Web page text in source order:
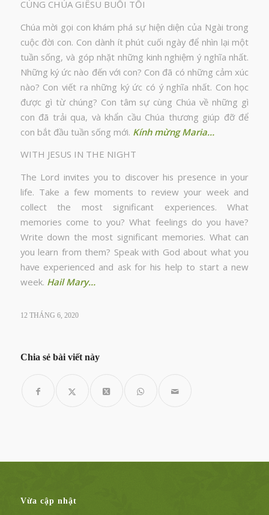
CÙNG CHÚA GIÊSU BUỔI TỐI
Chúa mời gọi con khám phá sự hiện diện của Ngài trong
cuộc đời con. Con dành ít phút cuối ngày để nhìn lại một
tuần sống, và góp nhặt những kinh nghiệm ý nghĩa nhất.
Những ký ức nào đến với con? Con đã có những cảm xúc
nào? Con viết ra những ký ức có ý nghĩa nhất. Con học
được gì từ chúng? Con tâm sự cùng Chúa về những gì
con đã trải qua, và khẩn cầu Chúa thương giúp đỡ để
con bắt đầu tuần sống mới. Kính mừng Maria…
WITH JESUS IN THE NIGHT
The Lord invites you to discover his presence in your
life. Take a few moments to review your week and
collect the most significant experiences. What
memories come to you? What feelings do you have?
Write down the most significant memories. What can
you learn from them? Speak with God about what you
have experienced and ask for his help to start a new
week. Hail Mary…
12 THÁNG 6, 2020
Chia sẻ bài viết này
Vừa cập nhật